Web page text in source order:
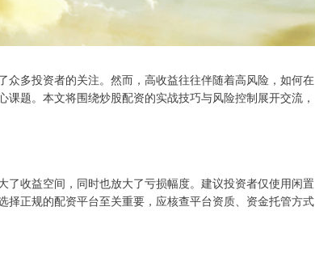
多投资者的关注。然而，高收益往往伴随着高风险，如何在
题。本文将围绕炒股配资的实战技巧与风险控制展开交流，
收益空间，同时也放大了亏损幅度。建议投资者仅使用闲置
正规的配资平台至关重要，应核查平台资质、资金托管方式